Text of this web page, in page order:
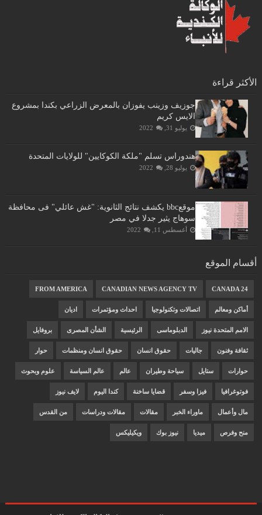
الأكثر قراءة
جوزيف وزينب يفوزان بالمعرض الزراعي بكندا بمشروع
الايس كريم
يوليو 31, 2022
هندوراس تسلم "ملكة الكوكايين" للولايات المتحدة
يوليو 28, 2022
موقعbbc يكشف نتائج الثانوية: "غش عائلي" فى محافظة
سوهاج يثير جدلا في مصر
أغسطس 11, 2022
أقسام الموقع
CANADA 24
CANADIAN NEWS AGENCY TV
FROM AMERICA
أماكن ومعالم اتصالات وتكنولوجيا احداث ومؤتمرات اديان
الامم المتحدة نيوز الدبلوماسى الرئيسية الشأن المصرى بروفايل
ثقافة وفنون جاليات حقوق انسان حقوق انسان ومنظمات حوار
حوارات ستايل سياحة وطيران عالم عالم السياسة علوم وبحوث
فوتوغرافيا فيزا وسفر قضايا ساخنة كندا اليوم لايف نيوز
مال وأعمال ماوراء الخبر مقالات مقالات ودراسات من القدس
منح وفرص ميديا نيوز بوك ويكيليكس